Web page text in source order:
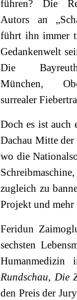
führen? Die
Autors an
führt ihn immer
Gedankenwelt
Die
München,
surrealer
Doch es ist auch
Dachau Mitte
wo die
zugleich zu
Projekt und mehr
Feridun
sechsten
Rundschau,Die
den Preis der